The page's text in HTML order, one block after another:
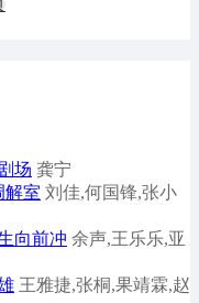
场 龚宁
解室 刘佳,何国锋,张小
向前冲 余声,王乐乐,亚
王雅捷,张桐,果靖霖,赵